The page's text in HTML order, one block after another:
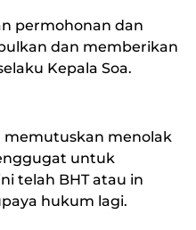
permohonan dan
dan memberikan
Kepala Soa.
memutuskan menolak
untuk
telah BHT atau in
hukum lagi.